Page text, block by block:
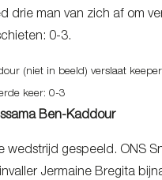
drie man van zich af om
0-3.
(niet in beeld) verslaat
keer: 0-3
Ben-Kaddour
wedstrijd gespeeld. ONS
Jermaine Bregita